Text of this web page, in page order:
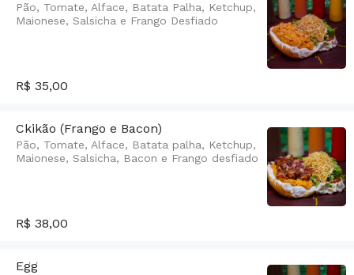
Pão, Tomate, Alface, Batata Palha, Ketchup,
Maionese, Salsicha e Frango Desfiado
R$ 35,00
Ckikão (Frango e Bacon)
Pão, Tomate, Alface, Batata palha, Ketchup,
Maionese, Salsicha, Bacon e Frango desfiado
R$ 38,00
Egg